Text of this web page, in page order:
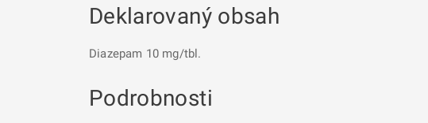
Deklarovaný obsah
Diazepam 10 mg/tbl.
Podrobnosti